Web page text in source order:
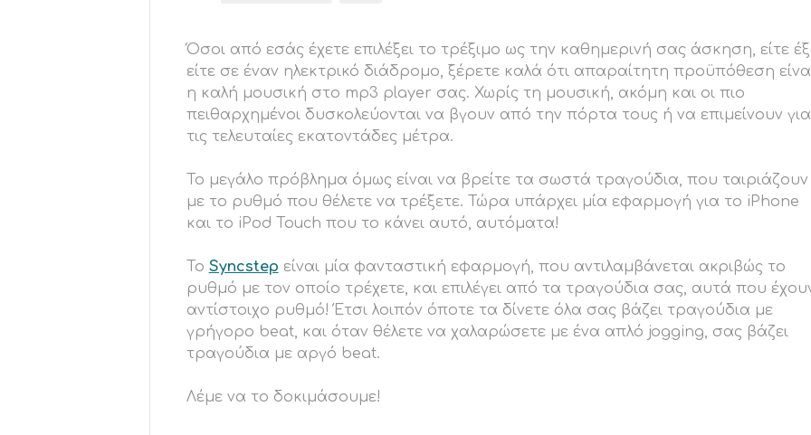
Όσοι από εσάς έχετε επιλέξει το τρέξιμο ως την καθημερινή σας άσκηση, είτε
είτε σε έναν ηλεκτρικό διάδρομο, ξέρετε καλά ότι απαραίτητη προϋπόθεση
η καλή μουσική στο mp3 player σας. Χωρίς τη μουσική, ακόμη και οι πιο
πειθαρχημένοι δυσκολεύονται να βγουν από την πόρτα τους ή να επιμείνουν για
τις τελευταίες εκατοντάδες μέτρα.
Το μεγάλο πρόβλημα όμως είναι να βρείτε τα σωστά τραγούδια, που ταιριάζουν
με το ρυθμό που θέλετε να τρέξετε. Τώρα υπάρχει μία εφαρμογή για το iPhone
και το iPod Touch που το κάνει αυτό, αυτόματα!
Το Syncstep είναι μία φανταστική εφαρμογή, που αντιλαμβάνεται ακριβώς το
ρυθμό με τον οποίο τρέχετε, και επιλέγει από τα τραγούδια σας, αυτά που
αντίστοιχο ρυθμό! Έτσι λοιπόν όποτε τα δίνετε όλα σας βάζει τραγούδια με
γρήγορο beat, και όταν θέλετε να χαλαρώσετε με ένα απλό jogging, σας βάζει
τραγούδια με αργό beat.
Λέμε να το δοκιμάσουμε!